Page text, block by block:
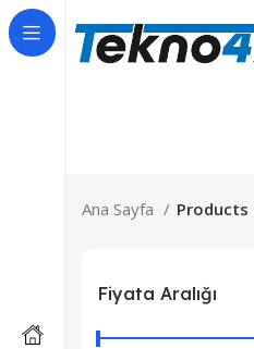
Ana Sayfa Products
Fiyata Aralığı